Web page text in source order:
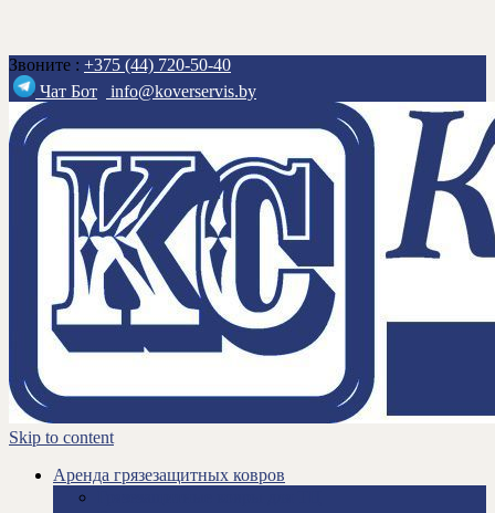
Звоните : +375 (44) 720-50-40
Чат Бот
info@koverservis.by
Skip to content
Аренда грязезащитных ковров